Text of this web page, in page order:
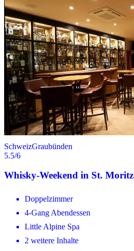
SchweizGraubünden
5.5/6
Whisky-Weekend in St. Moritz
Doppelzimmer
4-Gang Abendessen
Little Alpine Spa
2 weitere Inhalte